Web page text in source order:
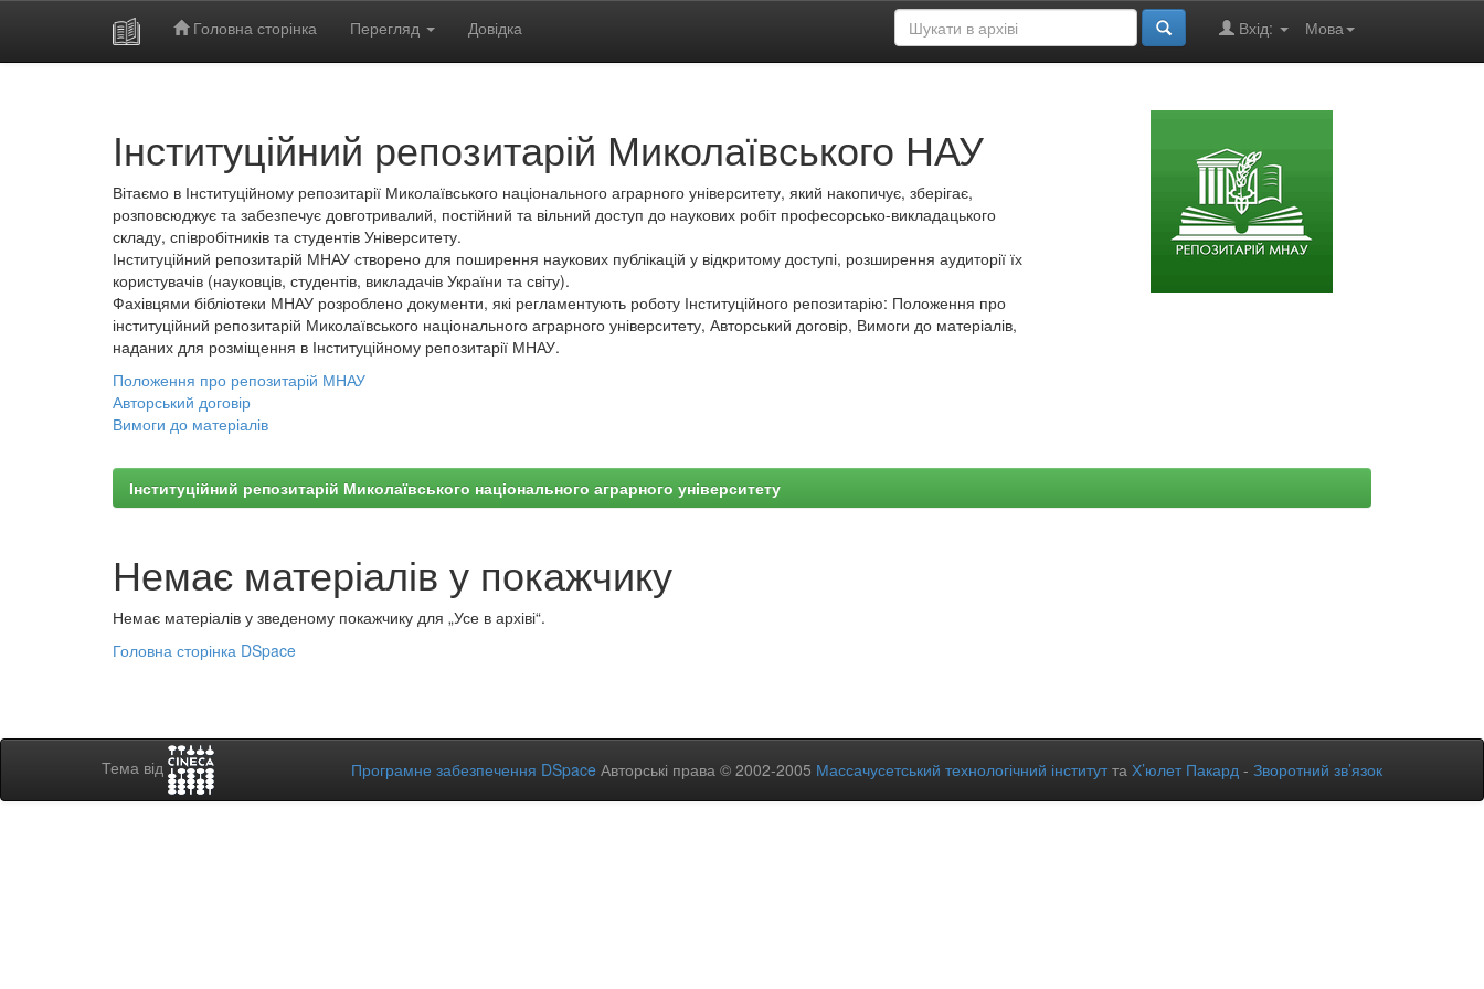
Головна сторінка Перегляд Довідка Мова
Вхід:
Інституційний репозитарій Миколаївського НАУ
Вітаємо в Інституційному репозитарії Миколаївського національного аграрного університету, який накопичує, зберігає,
розповсюджує та забезпечує довготривалий, постійний та вільний доступ до наукових робіт професорсько-викладацького
складу, співробітників та студентів Університету.
Інституційний репозитарій МНАУ створено для поширення наукових публікацій у відкритому доступі, розширення аудиторії їх
користувачів (науковців, студентів, викладачів України та світу).
Фахівцями бібліотеки МНАУ розроблено документи, які регламентують роботу Інституційного репозитарію: Положення про
інституційний репозитарій Миколаївського національного аграрного університету, Авторський договір, Вимоги до матеріалів,
наданих для розміщення в Інституційному репозитарії МНАУ.
Положення про репозитарій МНАУ
Авторський договір
Вимоги до матеріалів
Інституційний репозитарій Миколаївського національного аграрного університету
Немає матеріалів у покажчику
Немає матеріалів у зведеному покажчику для „Усе в архіві“.
Головна сторінка DSpace
Тема від Програмне забезпечення DSpace Авторські права © 2002-2005 Массачусетський технологічний інститутта Х’юлет Пакард - Зворотний зв’язок